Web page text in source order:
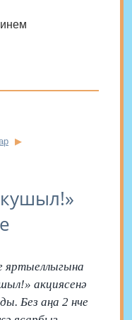
яртыеллыгына
акциясенә
Без аңа 2 нче